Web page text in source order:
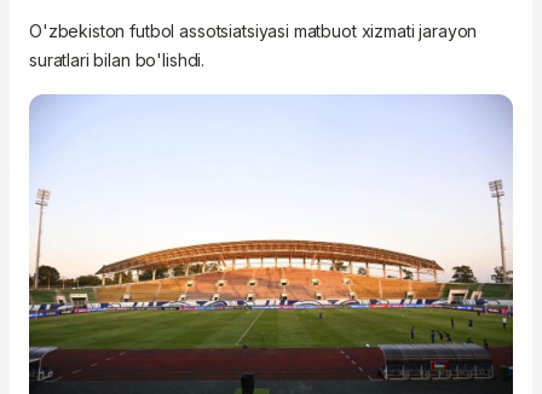
O'zbekiston futbol assotsiatsiyasi matbuot xizmati jarayon
suratlari bilan bo'lishdi.